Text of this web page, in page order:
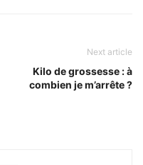
Next article
Kilo de grossesse : à
combien je m’arrête ?